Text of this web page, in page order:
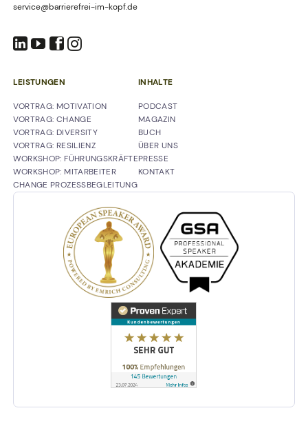
service@barrierefrei-im-kopf.de
LEISTUNGEN
NAVIGATION
ÜBERSPRINGEN
VORTRAG: MOTIVATION
VORTRAG: CHANGE
VORTRAG: DIVERSITY
VORTRAG: RESILIENZ
WORKSHOP: FÜHRUNGSKRÄFTE
WORKSHOP: MITARBEITER
CHANGE PROZESSBEGLEITUNG
INHALTE
NAVIGATION
ÜBERSPRINGEN
PODCAST
MAGAZIN
BUCH
ÜBER UNS
PRESSE
KONTAKT